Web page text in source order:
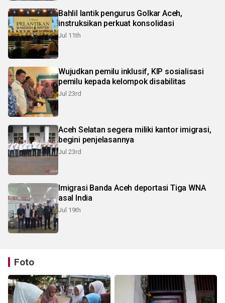
Bahlil lantik pengurus Golkar Aceh,
instruksikan perkuat konsolidasi
Jul 11th
Wujudkan pemilu inklusif, KIP sosialisasi
pemilu kepada kelompok disabilitas
Jul 23rd
Aceh Selatan segera miliki kantor imigrasi,
begini penjelasannya
Jul 23rd
Imigrasi Banda Aceh deportasi Tiga WNA
asal India
Jul 19th
Foto